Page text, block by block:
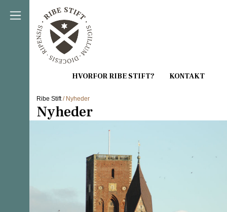
Direkte til indholdet
Ribe Stift/ Nyheder
Nyheder